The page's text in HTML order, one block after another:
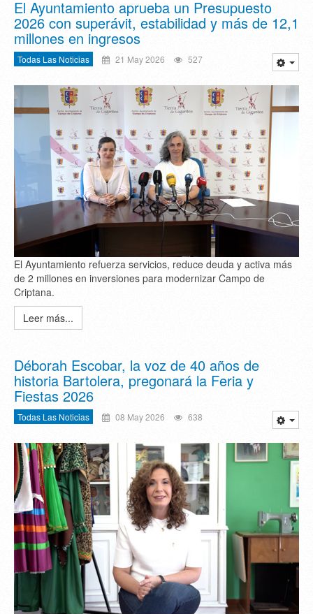
El Ayuntamiento aprueba un Presupuesto
2026 con superávit, estabilidad y más de 12,1
millones en ingresos
Todas Las Noticias 21 May 2026 527
El Ayuntamiento refuerza servicios, reduce deuda y activa más
de 2 millones en inversiones para modernizar Campo de
Criptana.
Leer más...
Déborah Escobar, la voz de 40 años de
historia Bartolera, pregonará la Feria y
Fiestas 2026
Todas Las Noticias 08 May 2026 638